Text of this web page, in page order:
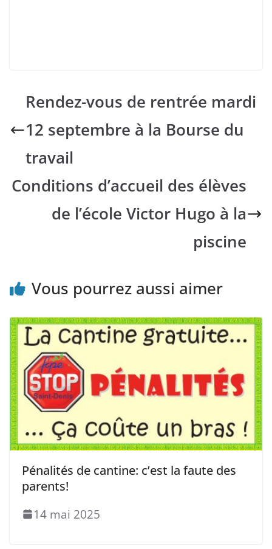
Rendez-vous de rentrée mardi
12 septembre à la Bourse du
travail
Conditions d’accueil des élèves
de l’école Victor Hugo à la
piscine
Vous pourrez aussi aimer
Pénalités de cantine: c’est la faute des
parents!
14 mai 2025